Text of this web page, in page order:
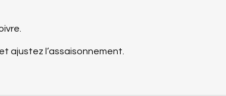
ajustez l’assaisonnement.